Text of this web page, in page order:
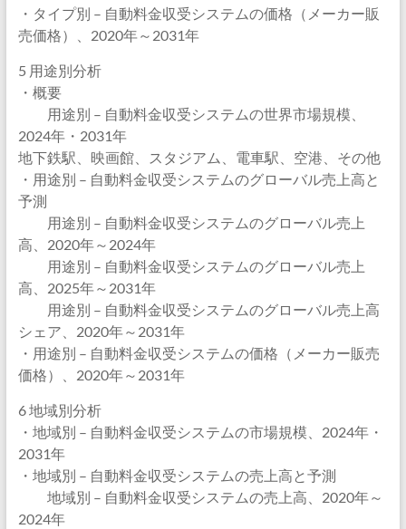
・タイプ別 – 自動料金収受システムの価格（メーカー販
売価格）、2020年～2031年
5 用途別分析
・概要
用途別 – 自動料金収受システムの世界市場規模、
2024年・2031年
地下鉄駅、映画館、スタジアム、電車駅、空港、その他
・用途別 – 自動料金収受システムのグローバル売上高と
予測
用途別 – 自動料金収受システムのグローバル売上
高、2020年～2024年
用途別 – 自動料金収受システムのグローバル売上
高、2025年～2031年
用途別 – 自動料金収受システムのグローバル売上高
シェア、2020年～2031年
・用途別 – 自動料金収受システムの価格（メーカー販売
価格）、2020年～2031年
6 地域別分析
・地域別 – 自動料金収受システムの市場規模、2024年・
2031年
・地域別 – 自動料金収受システムの売上高と予測
地域別 – 自動料金収受システムの売上高、2020年～
2024年